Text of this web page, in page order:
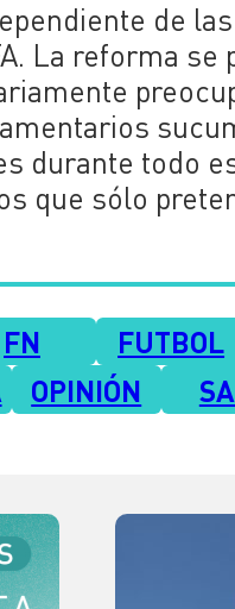
de
La reforma
durante todo
que sólo
FN
FUTBOL
OPINIÓN